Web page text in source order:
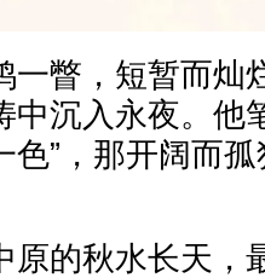
一瞥，短暂而灿
中沉入永夜。他
色”，那开阔而
原的秋水长天，